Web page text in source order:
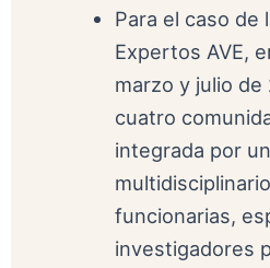
Para el caso de
Expertos AVE,
marzo y julio de
cuatro
integrada por
funcionarias,
investigadores